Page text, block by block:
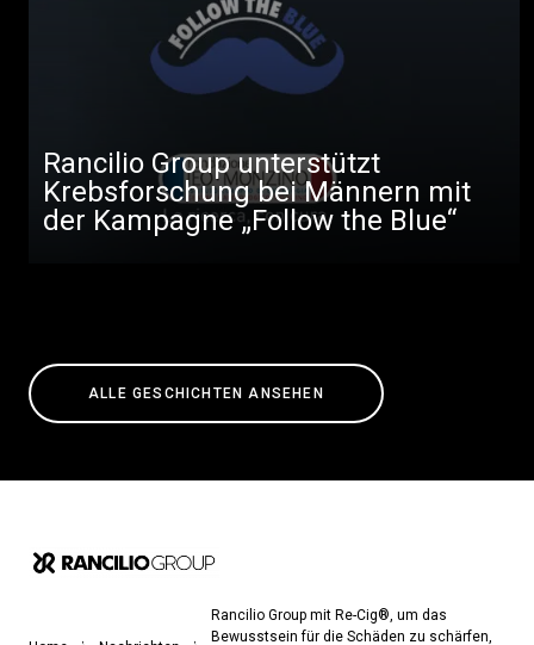
Rancilio Group unterstützt
Krebsforschung bei Männern mit
der Kampagne „Follow the Blue“
ALLE GESCHICHTEN ANSEHEN
Rancilio Group mit Re-Cig®, um das
Bewusstsein für die Schäden zu schärfen,